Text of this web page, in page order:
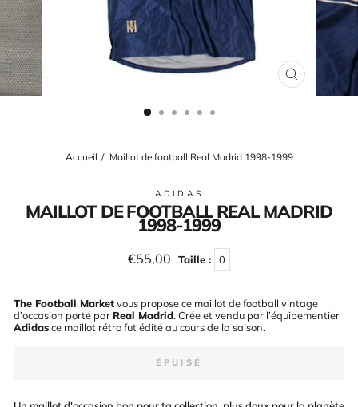
FERMER
(ESC)
Accueil / Maillot de football Real Madrid 1998-1999
ADIDAS
MAILLOT DE FOOTBALL REAL MADRID
1998-1999
Prix
régulier
€55,00 Taille : 0
The Football Marketvous propose ce maillot de football vintage
d’occasion porté par Real Madrid. Crée et vendu par l’équipementier
Adidasce maillot rétro fut édité au cours de la saison.
ÉPUISÉ